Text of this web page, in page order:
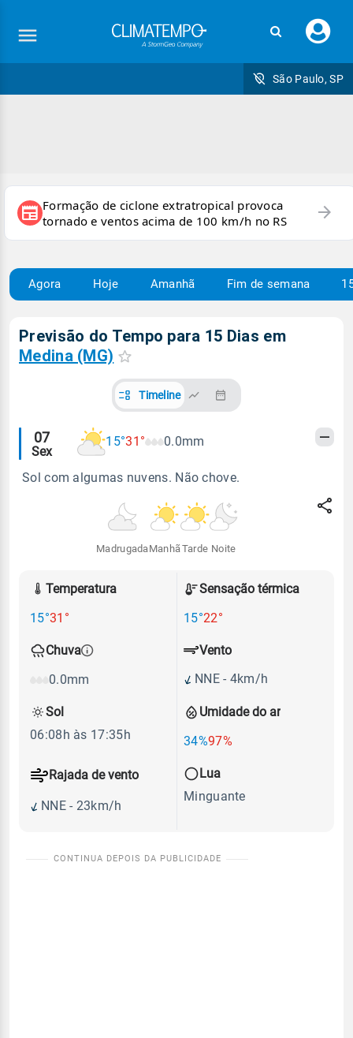
seu
São Paulo, SP
newspaper Formação de ciclone extratropical provoca
tornado e ventos acima de 100 km/h no RS
arrow_forward
Agora Hoje Amanhã Fim de semana
Previsão do Tempo para 15 Dias em
Medina (MG)
Timeline
Alertas
meteorológicos
07
Sex
15°31° 0.0mm
Sol com algumas nuvens. Não chove.
Madrugada Manhã Tarde Noite
Temperatura
15°31°
Sensação térmica
15°22°
Chuva
0.0mm
Umidade do ar
34%97%
Vento
NNE - 4km/h
Rajada de vento
NNE - 23km/h
Sol
06:08h às 17:35h
Lua
Minguante